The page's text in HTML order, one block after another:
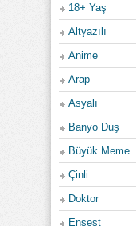
18+ Yaş
Altyazılı
Anime
Arap
Asyalı
Banyo Duş
Büyük Meme
Çinli
Doktor
Ensest